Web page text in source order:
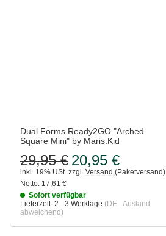
Dual Forms Ready2GO "Arched
Square Mini" by Maris.Kid
20,95 €
29,95 €
inkl. 19% USt. zzgl. Versand (Paketversand)
Netto: 17,61 €
Sofort verfügbar
Lieferzeit: 2 - 3 Werktage (DE - Ausland
abweichend)